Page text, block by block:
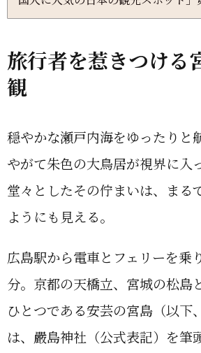
旅行者を惹きつける
観
穏やかな瀬戸内海をゆったりと
やがて朱色の大鳥居が視界に入
堂々としたその佇まいは、まる
ようにも見える。
広島駅から電車とフェリーを乗
分。京都の天橋立、宮城の松島
ひとつである安芸の宮島（以下
は、嚴島神社（公式表記）を筆